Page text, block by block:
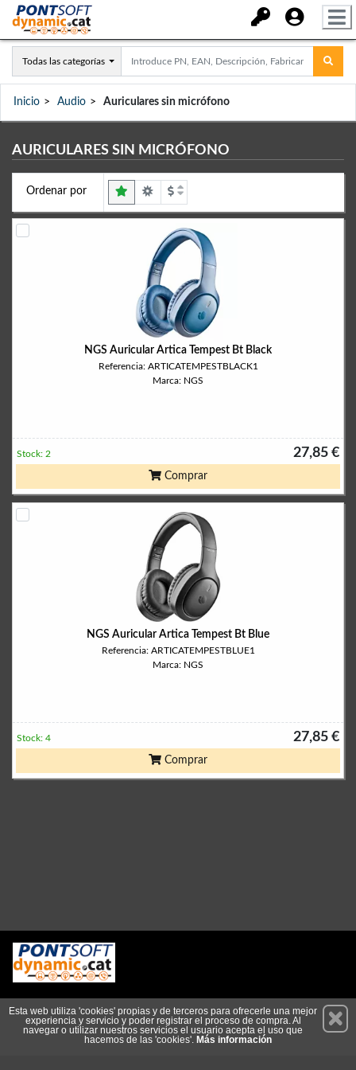
Todas las categorías
Inicio Audio Auriculares sin micrófono
AURICULARES SIN MICRÓFONO
Ordenar por
NGS Auricular Artica Tempest Bt Black
Referencia: ARTICATEMPESTBLACK1
Marca: NGS
27,85 €
Stock: 2
Comprar
NGS Auricular Artica Tempest Bt Blue
Referencia: ARTICATEMPESTBLUE1
Marca: NGS
27,85 €
Stock: 4
Comprar
Suscríbete
Esta web utiliza 'cookies' propias y de terceros para ofrecerle una mejor
experiencia y servicio y poder registrar el proceso de compra. Al
navegar o utilizar nuestros servicios el usuario acepta el uso que
hacemos de las 'cookies'. Más información